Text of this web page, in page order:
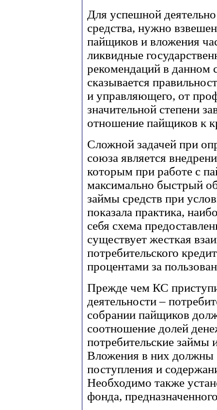
Для успешной
средства, нужно
пайщиков и вложения
ликвидные
рекомендаций в данном
сказывается
и управляющего, от
значительной степени
отношение пайщиков к
Сложной задачей при
союза является
которым при работе с
максимально быстрый
займы средств при
показала практика,
себя схема
существует жесткая
потребительского
процентами за
Прежде чем КС
деятельности –
собрании пайщиков
соотношение долей
потребительские займы
Вложения в них должны
поступления и
Необходимо также
фонда,